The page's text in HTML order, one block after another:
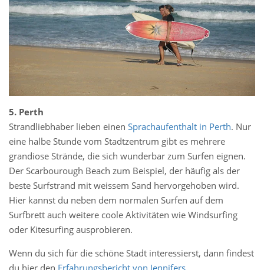
5. Perth
Strandliebhaber lieben einen Sprachaufenthalt in Perth. Nur
eine halbe Stunde vom Stadtzentrum gibt es mehrere
grandiose Strände, die sich wunderbar zum Surfen eignen.
Der Scarbourough Beach zum Beispiel, der häufig als der
beste Surfstrand mit weissem Sand hervorgehoben wird.
Hier kannst du neben dem normalen Surfen auf dem
Surfbrett auch weitere coole Aktivitäten wie Windsurfing
oder Kitesurfing ausprobieren.
Wenn du sich für die schöne Stadt interessierst, dann findest
du hier den Erfahrungsbericht von Jennifers